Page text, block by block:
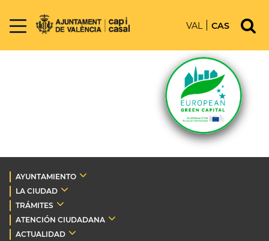
VAL CAS
AYUNTAMIENTO
LA CIUDAD
TRÁMITES
ATENCIÓN CIUDADANA
ACTUALIDAD